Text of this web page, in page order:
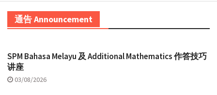
通告 Announcement
SPM Bahasa Melayu 及 Additional Mathematics 作答技巧
讲座
03/08/2026